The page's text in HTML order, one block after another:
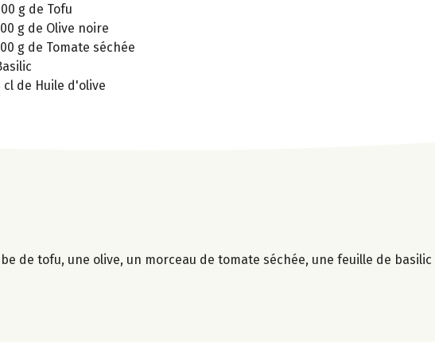
g de Tofu
g de Olive noire
g de Tomate séchée
cl de Huile d'olive
de tofu, une olive, un morceau de tomate séchée, une feuille de basilic